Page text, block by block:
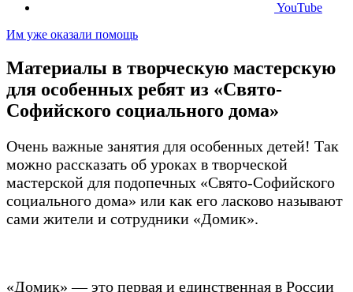
YouTube
Им уже оказали помощь
Материалы в творческую мастерскую
для особенных ребят из «Свято-
Софийского социального дома»
Очень важные занятия для особенных детей! Так
можно рассказать об уроках в творческой
мастерской для подопечных «Свято-Софийского
социального дома» или как его ласково называют
сами жители и сотрудники «Домик».
«Домик» — это первая и единственная в России